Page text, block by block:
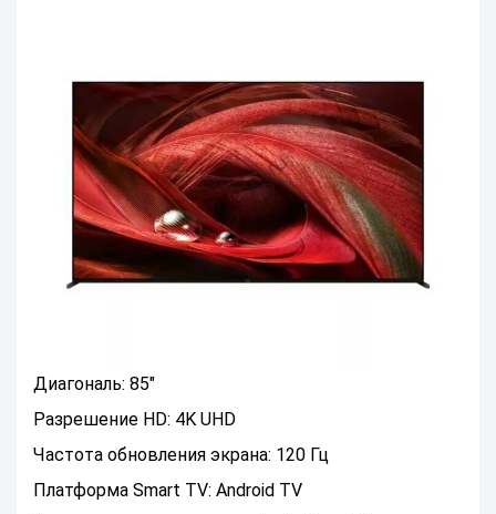
Диагональ: 85"
Разрешение HD: 4K UHD
Частота обновления экрана: 120 Гц
Платформа Smart TV: Android TV